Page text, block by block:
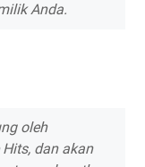
Anda.
oleh
dan akan